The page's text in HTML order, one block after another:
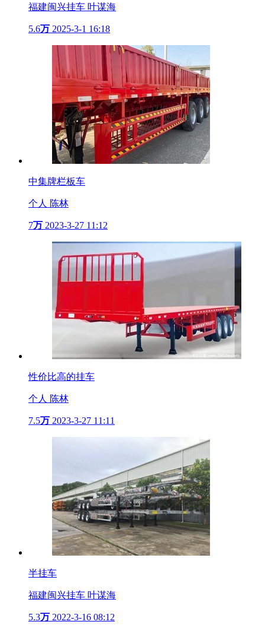
福建闽兴挂车 叶谋海
5.6万 2025-3-1 16:18
中集牌栏板车
个人 陈林
7万 2023-3-27 11:12
性价比高的挂车
个人 陈林
7.5万 2023-3-27 11:11
半挂车
福建闽兴挂车 叶谋海
5.3万 2022-3-16 08:12